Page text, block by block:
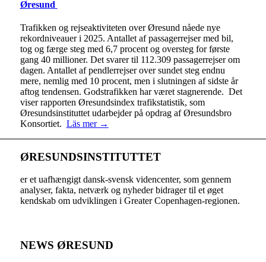
Øresund
Trafikken og rejseaktiviteten over Øresund nåede nye
rekordniveauer i 2025. Antallet af passagerrejser med bil,
tog og færge steg med 6,7 procent og oversteg for første
gang 40 millioner. Det svarer til 112.309 passagerrejser om
dagen. Antallet af pendlerrejser over sundet steg endnu
mere, nemlig med 10 procent, men i slutningen af sidste år
aftog tendensen. Godstrafikken har været stagnerende. Det
viser rapporten Øresundsindex trafikstatistik, som
Øresundsinstituttet udarbejder på opdrag af Øresundsbro
Konsortiet. Läs mer →
ØRESUNDSINSTITUTTET
er et uafhængigt dansk-svensk videncenter, som gennem
analyser, fakta, netværk og nyheder bidrager til et øget
kendskab om udviklingen i Greater Copenhagen-regionen.
NEWS ØRESUND